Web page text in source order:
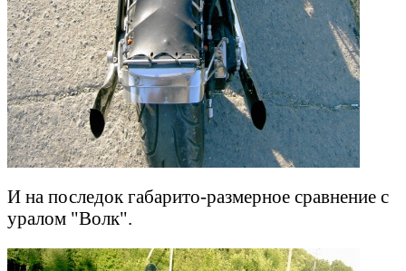
И на последок габарито-размерное сравнение с
уралом "Волк".